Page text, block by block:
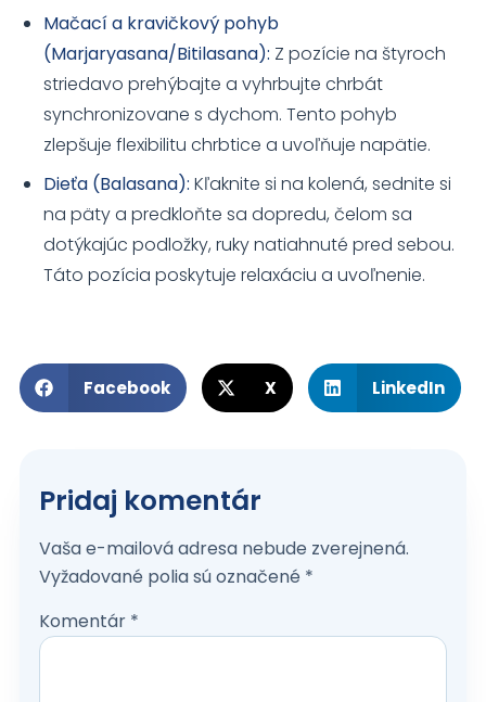
Mačací a kravičkový pohyb
(Marjaryasana/Bitilasana): Z pozície na štyroch
striedavo prehýbajte a vyhrbujte chrbát
synchronizovane s dychom. Tento pohyb
zlepšuje flexibilitu chrbtice a uvoľňuje napätie.
Dieťa (Balasana): Kľaknite si na kolená, sednite si
na päty a predkloňte sa dopredu, čelom sa
dotýkajúc podložky, ruky natiahnuté pred sebou.
Táto pozícia poskytuje relaxáciu a uvoľnenie.
Pridaj komentár
Vaša e-mailová adresa nebude zverejnená.
Vyžadované polia sú označené *
Komentár *
Facebook X LinkedIn